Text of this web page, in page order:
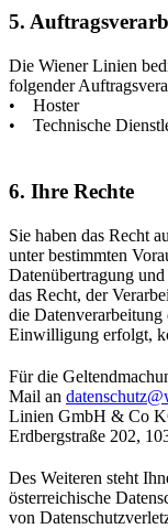
5.
Die Wiener Linien
folgender
• Hoster
• Technische
6. Ihre Rechte
Sie haben das Recht
unter bestimmten
Datenübertragung
das Recht, der
die
Einwilligung erfolgt,
Für die
Mail an
Linien GmbH & Co
Erdbergstraße 202,
Des Weiteren steht
österreichische
von